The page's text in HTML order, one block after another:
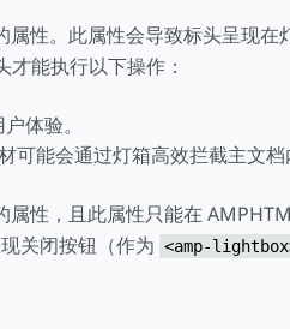
属性。此属性会导致标头呈现在
能执行以下操作：
体验。
能会通过灯箱高效拦截主文档
属性，且此属性只能在
关闭按钮（作为 <amp-